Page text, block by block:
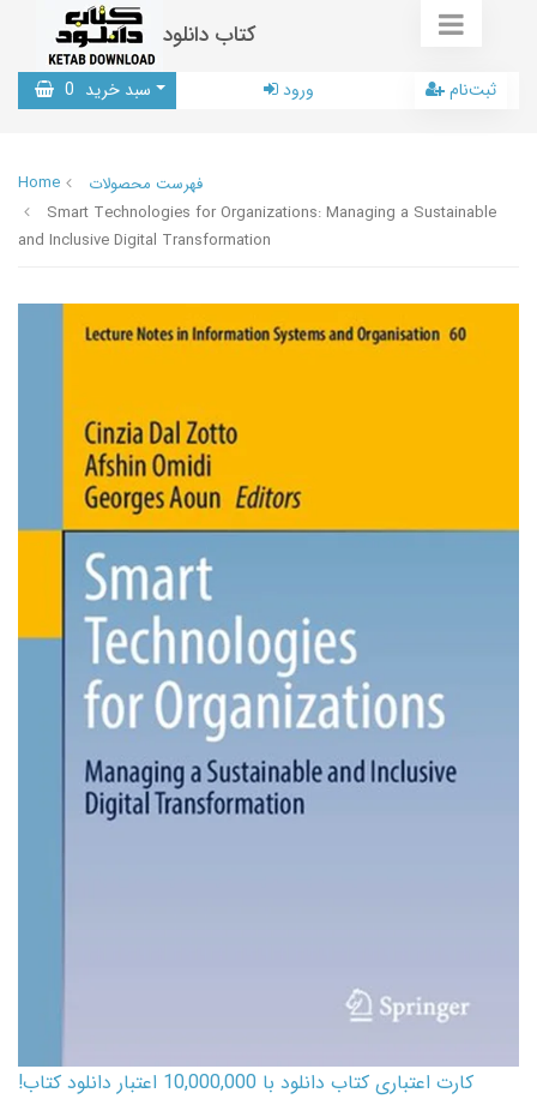
کتاب دانلود
سبد خرید 0 ورود ثبت‌نام
Home
فهرست محصولات
Smart Technologies for Organizations: Managing a Sustainable
and Inclusive Digital Transformation
کارت اعتباری کتاب دانلود با 10,000,000 اعتبار دانلود کتاب!